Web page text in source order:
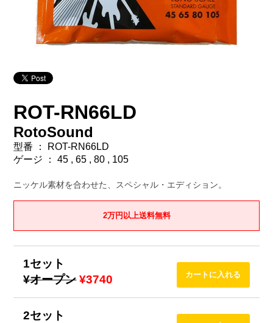
ROT-RN66LD
RotoSound
型番 ： ROT-RN66LD
ゲージ ： 45 , 65 , 80 , 105
ニッケル素材を合わせた、スペシャル・エディション。
2万円以上送料無料
1セット
¥オープン ¥3740
2セット